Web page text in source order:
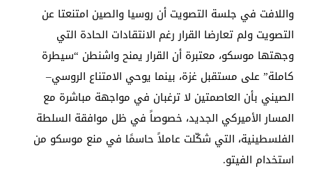
واللافت في جلسة التصويت أن روسيا والصين امتنعتا عن
التصويت ولم تعارضا القرار رغم الانتقادات الحادة التي
وجهتها موسكو، معتبرة أن القرار يمنح واشنطن “سيطرة
كاملة” على مستقبل غزة، بينما يوحي الامتناع الروسي–
الصيني بأن العاصمتين لا ترغبان في مواجهة مباشرة مع
المسار الأميركي الجديد، خصوصاً في ظل موافقة السلطة
الفلسطينية، التي شكّلت عاملاً حاسمًا في منع موسكو من
استخدام الفيتو.